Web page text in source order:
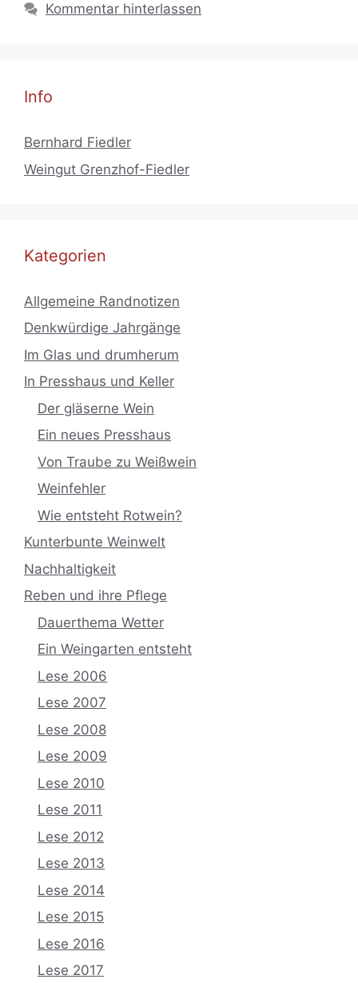
Kommentar hinterlassen
Info
Bernhard Fiedler
Weingut Grenzhof-Fiedler
Kategorien
Allgemeine Randnotizen
Denkwürdige Jahrgänge
Im Glas und drumherum
In Presshaus und Keller
Der gläserne Wein
Ein neues Presshaus
Von Traube zu Weißwein
Weinfehler
Wie entsteht Rotwein?
Kunterbunte Weinwelt
Nachhaltigkeit
Reben und ihre Pflege
Dauerthema Wetter
Ein Weingarten entsteht
Lese 2006
Lese 2007
Lese 2008
Lese 2009
Lese 2010
Lese 2011
Lese 2012
Lese 2013
Lese 2014
Lese 2015
Lese 2016
Lese 2017